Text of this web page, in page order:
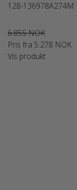
128-136978A274M
6.855 NOK
Pris fra 5.278 NOK
Vis produkt